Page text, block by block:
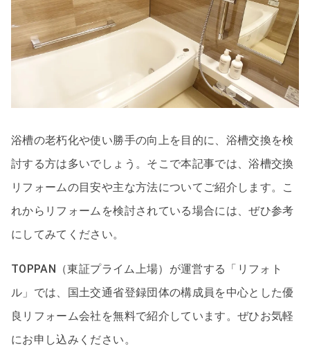
浴槽の老朽化や使い勝手の向上を目的に、浴槽交換を検
討する方は多いでしょう。そこで本記事では、浴槽交換
リフォームの目安や主な方法についてご紹介します。こ
れからリフォームを検討されている場合には、ぜひ参考
にしてみてください。
TOPPAN（東証プライム上場）が運営する「リフォト
ル」では、国土交通省登録団体の構成員を中心とした優
良リフォーム会社を無料で紹介しています。ぜひお気軽
にお申し込みください。